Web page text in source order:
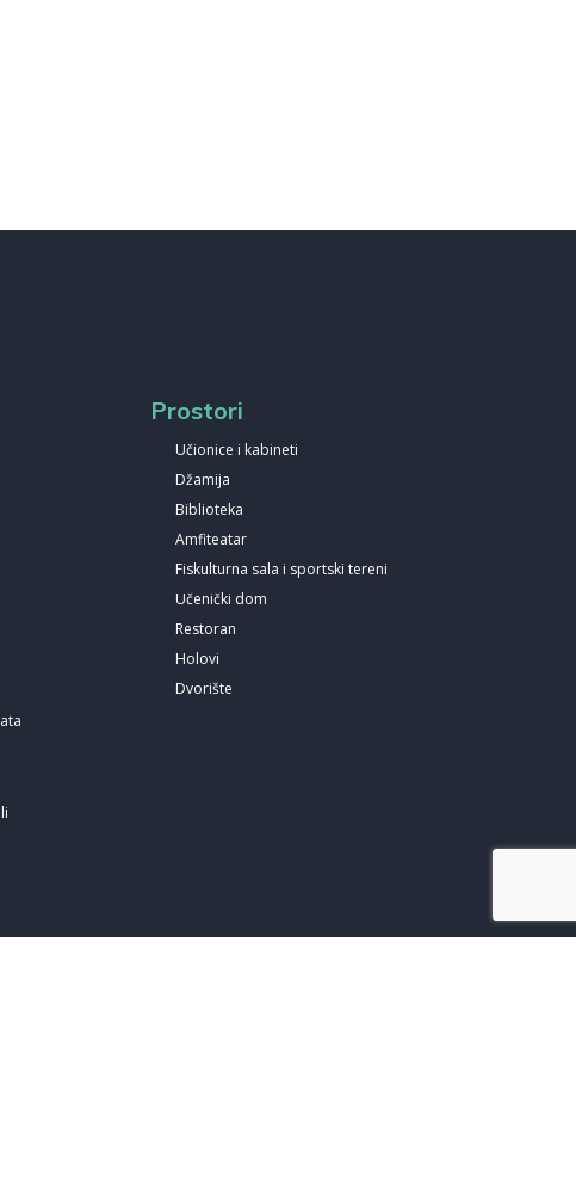
Prostori
Učionice i kabineti
Džamija
Biblioteka
Amfiteatar
Fiskulturna sala i sportski tereni
Učenički dom
Restoran
Holovi
Dvorište